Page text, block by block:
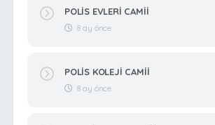
POLİS EVLERİ CAMİİ
8 ay önce
POLİS KOLEJİ CAMİİ
8 ay önce